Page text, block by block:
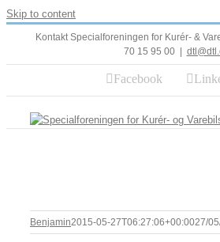
Skip to content
Kontakt Specialforeningen for Kurér- &
70 15 95 00
Facebook
Benjamin2015-05-27T06:27:06+00:0027/